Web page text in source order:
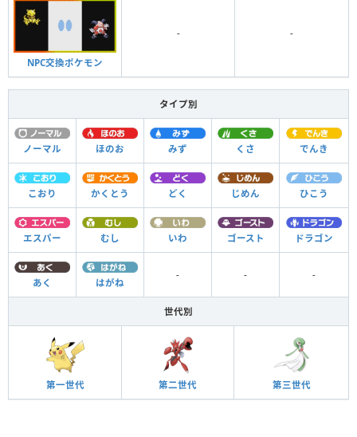
NPC交換ポケモン
- -
タイプ別
ノーマル ほのお みず くさ でんき
こおり かくとう どく じめん ひこう
エスパー むし いわ ゴースト ドラゴン
あく はがね
- - -
世代別
第一世代 第二世代 第三世代